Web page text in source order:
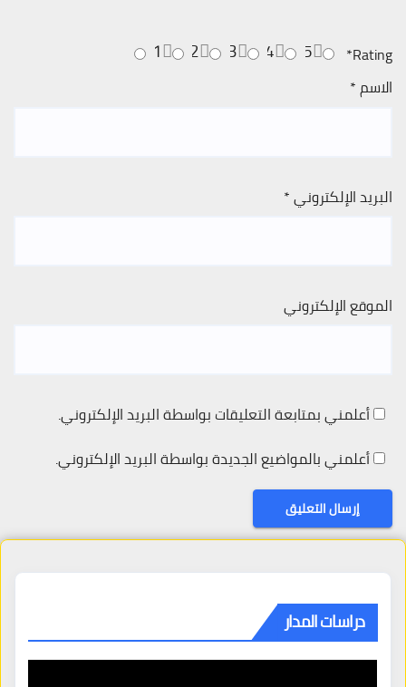
Rating
*
5
4
3
2
1
الاسم*
البريد الإلكتروني*
الموقع الإلكتروني
أعلمني بمتابعة التعليقات بواسطة البريد الإلكتروني.
أعلمني بالمواضيع الجديدة بواسطة البريد الإلكتروني.
دراسات المدار